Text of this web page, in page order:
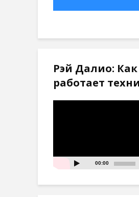
Рэй Далио: Как
работает
00:00